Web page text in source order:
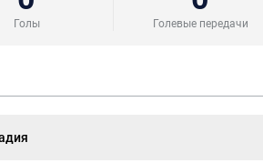
Голы Голевые передачи